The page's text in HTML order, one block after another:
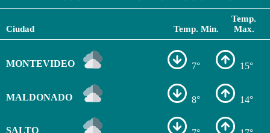
Ciudad Temp. Min.
Temp.
Max.
MONTEVIDEO 7° 15°
MALDONADO 8° 14°
SALTO